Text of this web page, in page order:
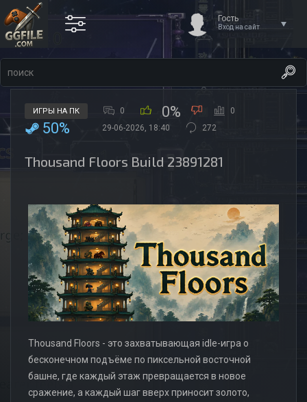
Гость
Вход на сайт
ИГРЫ НА ПК 0 0% 0
50% 29-06-2026, 18:40 272
Thousand Floors Build 23891281
Thousand Floors - это захватывающая idle-игра о
бесконечном подъёме по пиксельной восточной
башне, где каждый этаж превращается в новое
сражение, а каждый шаг вверх приносит золото,